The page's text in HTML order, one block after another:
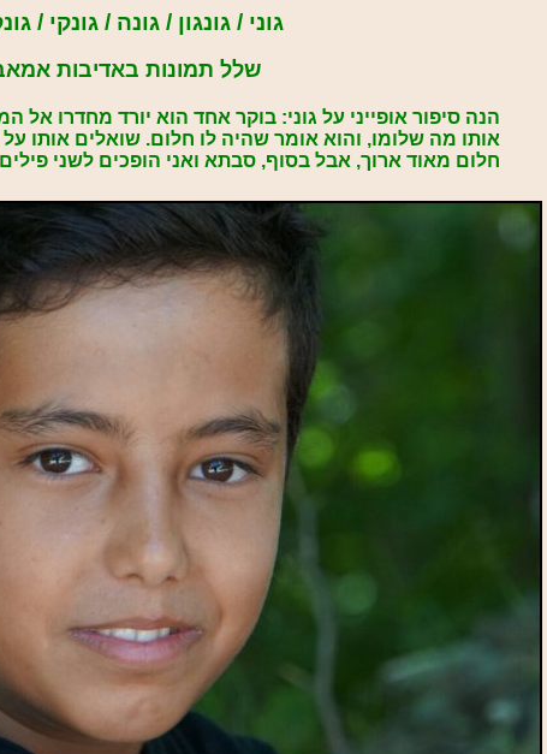
גוני / גונגון / גונה / גונקי /
שלל תמונות באדיבות
הנה סיפור אופייני על גוני: בוקר אחד הוא יורד מחדרו
אותו מה שלומו, והוא אומר שהיה לו חלום. שואלים אותו
חלום מאוד ארוך, אבל בסוף, סבתא ואני הופכים לשני